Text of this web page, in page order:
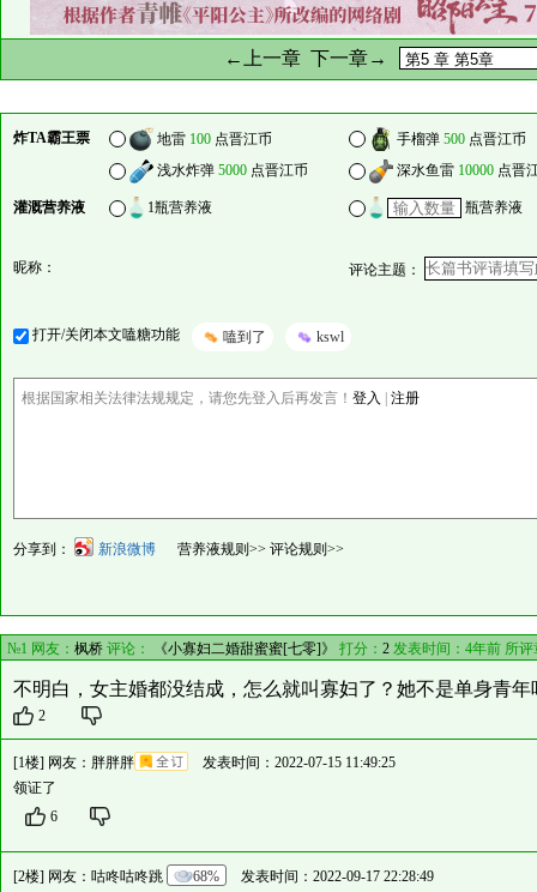
←上一章 下一章→
炸TA霸王票 地雷 100 点晋江币 手榴弹 500 点晋江币
浅水炸弹 5000 点晋江币 深水鱼雷 10000 点晋
灌溉营养液 1瓶营养液 瓶营养液
昵称： 评论主题：
打开/关闭本文嗑糖功能 嗑到了 kswl
根据国家相关法律法规规定，请您先登入后再发言！ 登入 | 注册
分享到： 新浪微博 营养液规则>> 评论规则>>
№1 网友： 枫桥 评论： 《小寡妇二婚甜蜜蜜[七零]》 打分： 2 发表时间：4年前 所
不明白，女主婚都没结成，怎么就叫寡妇了？她不是单身青年
2
[1楼] 网友： 胖胖胖
发表时间：2022-07-15 11:49:25
领证了
6
[2楼] 网友： 咕咚咕咚跳 68%
发表时间：2022-09-17 22:28:49